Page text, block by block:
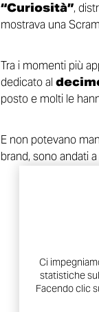
“Curiosità”,
mostrava una
Tra i momenti più
dedicato al
posto e molti le
E non potevano
brand, sono andati a
Ci
statistiche
Facendo clic